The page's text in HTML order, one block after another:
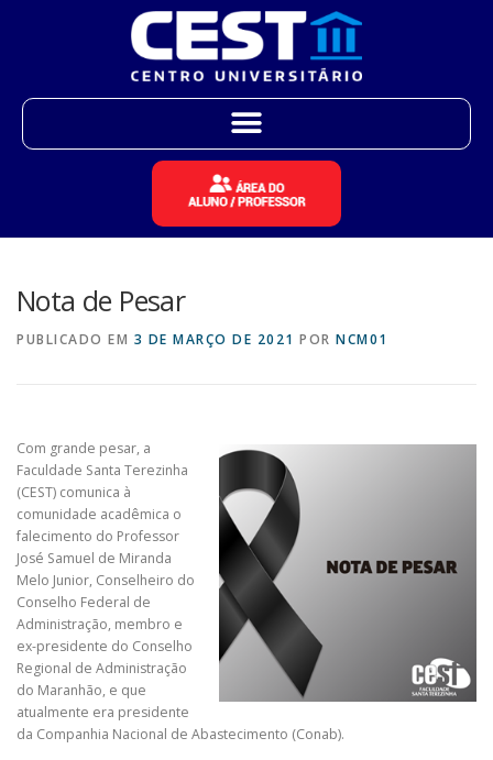
Nota de Pesar
PUBLICADO EM 3 DE MARÇO DE 2021 POR NCM01
Com grande pesar, a
Faculdade Santa Terezinha
(CEST) comunica à
comunidade acadêmica o
falecimento do Professor
José Samuel de Miranda
Melo Junior, Conselheiro do
Conselho Federal de
Administração, membro e
ex-presidente do Conselho
Regional de Administração
do Maranhão, e que
atualmente era presidente
da Companhia Nacional de Abastecimento (Conab).